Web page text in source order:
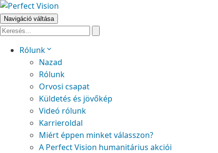
Navigáció váltása
Rólunk
Nazad
Rólunk
Orvosi csapat
Küldetés és jövőkép
Videó rólunk
Karrieroldal
Miért éppen minket válasszon?
A Perfect Vision humanitárius akciói